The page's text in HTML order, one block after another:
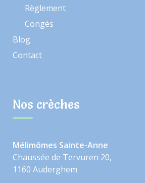
Règlement
Congés
Blog
Contact
Nos crèches
Mélimômes Sainte-Anne
Chaussée de Tervuren 20,
1160 Auderghem